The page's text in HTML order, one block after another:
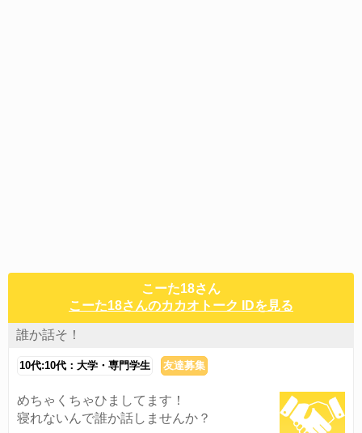
こーた18さん
こーた18さんのカカオトーク IDを見る
誰か話そ！
10代:10代：大学・専門学生 友達募集
めちゃくちゃひましてます！
寝れないんで誰か話しませんか？